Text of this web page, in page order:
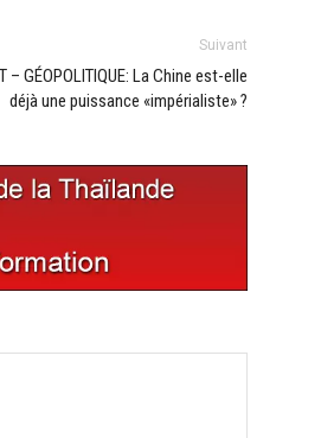
Suivant
– GÉOPOLITIQUE: La Chine est-elle
déjà une puissance «impérialiste» ?